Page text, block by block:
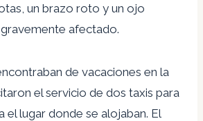
un brazo roto y un ojo
afectado.
de vacaciones en la
el servicio de dos taxis para
el lugar donde se alojaban. El